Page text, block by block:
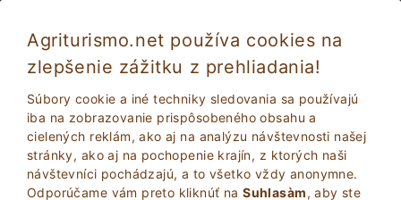
Agriturismo.net používa cookies na
zlepšenie zážitku z prehliadania!
Súbory cookie a iné techniky sledovania sa používajú
iba na zobrazovanie prispôsobeného obsahu a
cielených reklám, ako aj na analýzu návštevnosti našej
stránky, ako aj na pochopenie krajín, z ktorých naši
návštevníci pochádzajú, a to všetko vždy anonymne.
Odporúčame vám preto kliknúť naSuhlasàm, aby ste
Acquapendente 5580
Statok
Viterbo, Acquapendente(Pozri mapu) 8Počet lôžok
POžIADAJTE VLASTNíKA BOOK
Výnimočné
9.6